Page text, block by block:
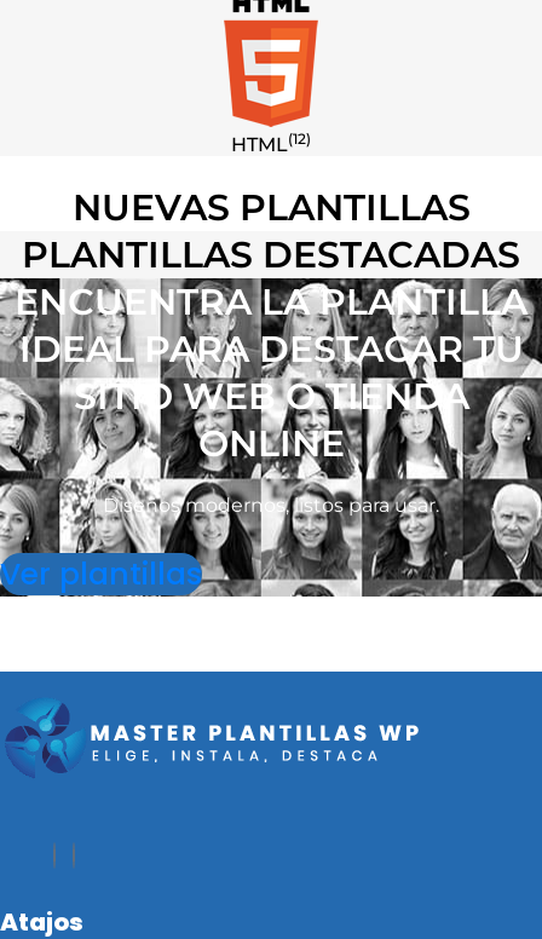
HTML(12)
NUEVAS PLANTILLAS
PLANTILLAS DESTACADAS
ENCUENTRA LA PLANTILLA
IDEAL PARA DESTACAR TU
SITIO WEB O TIENDA
ONLINE
Diseños modernos, listos para usar.
Ver plantillas
Atajos